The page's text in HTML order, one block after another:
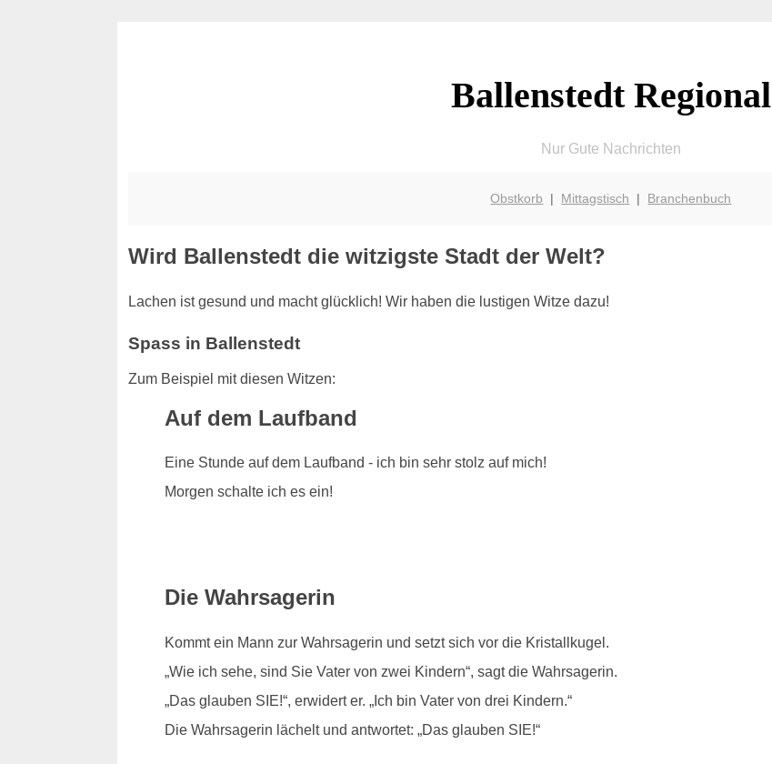
Ballenstedt Regional
Nur Gute Nachrichten
Obstkorb | Mittagstisch | Branchenbuch
Wird Ballenstedt die witzigste Stadt der Welt?
Lachen ist gesund und macht glücklich! Wir haben die lustigen Witze dazu!
Spass in Ballenstedt
Zum Beispiel mit diesen Witzen:
Auf dem Laufband
Eine Stunde auf dem Laufband - ich bin sehr stolz auf mich!
Morgen schalte ich es ein!
Die Wahrsagerin
Kommt ein Mann zur Wahrsagerin und setzt sich vor die Kristallkugel.
„Wie ich sehe, sind Sie Vater von zwei Kindern“, sagt die Wahrsagerin.
„Das glauben SIE!“, erwidert er. „Ich bin Vater von drei Kindern.“
Die Wahrsagerin lächelt und antwortet: „Das glauben SIE!“